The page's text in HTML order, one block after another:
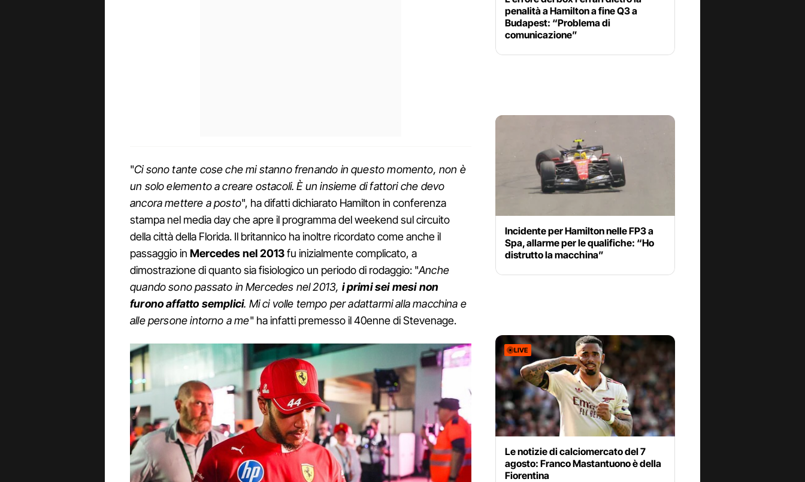
"Ci sono tante cose che mi stanno frenando in questo momento, non è
un solo elemento a creare ostacoli. È un insieme di fattori che devo
ancora mettere a posto", ha difatti dichiarato Hamilton in conferenza
stampa nel media day che apre il programma del weekend sul circuito
della città della Florida. Il britannico ha inoltre ricordato come anche il
passaggio in Mercedes nel 2013fu inizialmente complicato, a
dimostrazione di quanto sia fisiologico un periodo di rodaggio: "Anche
quando sono passato in Mercedes nel 2013, i primi sei mesi non
furono affatto semplici. Mi ci volle tempo per adattarmi alla macchina e
alle persone intorno a me" ha infatti premesso il 40enne di Stevenage.
penalità a Hamilton a fine Q3 a
Budapest: “Problema di
comunicazione”
Incidente per Hamilton nelle FP3 a
Spa, allarme per le qualifiche: “Ho
distrutto la macchina”
LIVE
Le notizie di calciomercato del 7
agosto: Franco Mastantuono è della
Fiorentina